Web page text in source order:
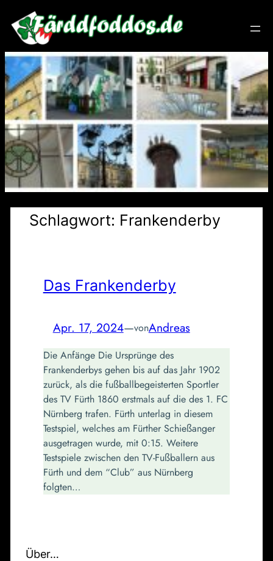
Zum
Inhalt
springen
Schlagwort: Frankenderby
Das Frankenderby
Apr. 17, 2024—vonAndreas
Die Anfänge Die Ursprünge des
Frankenderbys gehen bis auf das Jahr 1902
zurück, als die fußballbegeisterten Sportler
des TV Fürth 1860 erstmals auf die des 1. FC
Nürnberg trafen. Fürth unterlag in diesem
Testspiel, welches am Fürther Schießanger
ausgetragen wurde, mit 0:15. Weitere
Testspiele zwischen den TV-Fußballern aus
Fürth und dem “Club” aus Nürnberg
folgten…
Über…